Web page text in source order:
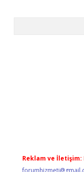
Reklam ve İletişim: